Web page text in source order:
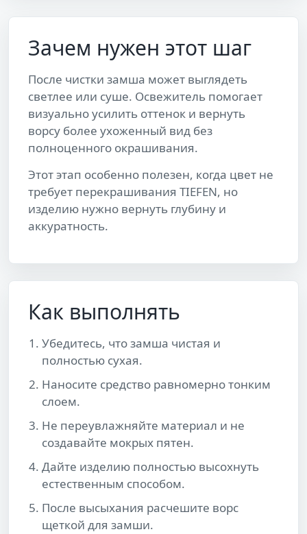
Зачем нужен этот шаг
После чистки замша может выглядеть
светлее или суше. Освежитель помогает
визуально усилить оттенок и вернуть
ворсу более ухоженный вид без
полноценного окрашивания.
Этот этап особенно полезен, когда цвет не
требует перекрашивания TIEFEN, но
изделию нужно вернуть глубину и
аккуратность.
Как выполнять
Убедитесь, что замша чистая и
полностью сухая.
Наносите средство равномерно тонким
слоем.
Не переувлажняйте материал и не
создавайте мокрых пятен.
Дайте изделию полностью высохнуть
естественным способом.
После высыхания расчешите ворс
щеткой для замши.